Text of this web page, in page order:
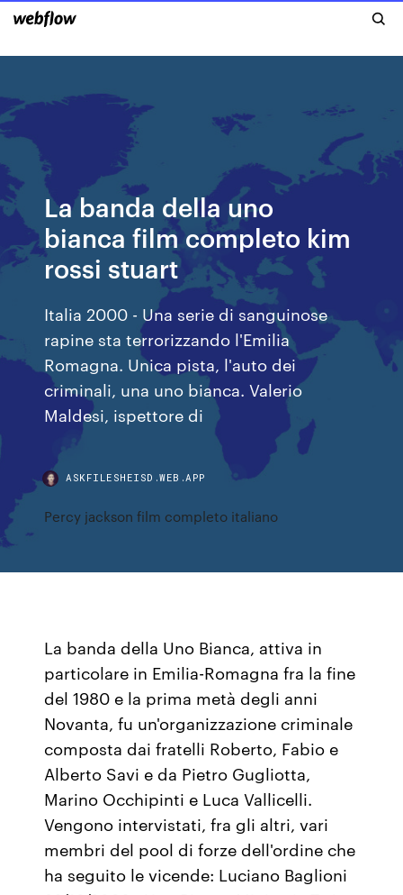
La banda della uno
bianca film completo kim
rossi stuart
Italia 2000 - Una serie di sanguinose
rapine sta terrorizzando l'Emilia
Romagna. Unica pista, l'auto dei
criminali, una uno bianca. Valerio
Maldesi, ispettore di
ASKFILESHEISD.WEB.APP
Percy jackson film completo italiano
La banda della Uno Bianca, attiva in
particolare in Emilia-Romagna fra la fine
del 1980 e la prima metà degli anni
Novanta, fu un'organizzazione criminale
composta dai fratelli Roberto, Fabio e
Alberto Savi e da Pietro Gugliotta,
Marino Occhipinti e Luca Vallicelli.
Vengono intervistati, fra gli altri, vari
membri del pool di forze dell'ordine che
ha seguito le vicende: Luciano Baglioni